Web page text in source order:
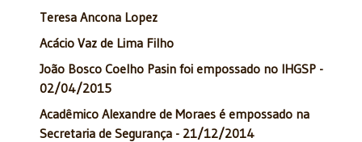
Teresa Ancona Lopez
Acácio Vaz de Lima Filho
João Bosco Coelho Pasin foi empossado no IHGSP -
02/04/2015
Acadêmico Alexandre de Moraes é empossado na
Secretaria de Segurança - 21/12/2014